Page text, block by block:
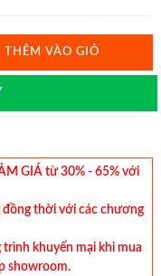
THÊM VÀO GIỎ
GIÁ từ 30% - 65% với
đồng thời với các chương
khuyến mại khi mua
showroom.